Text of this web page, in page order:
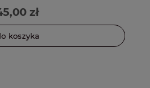
zł
koszyka